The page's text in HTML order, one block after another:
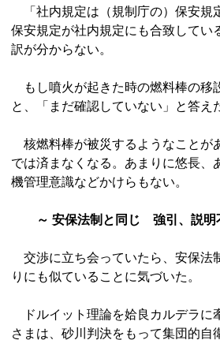
「社内規定は（規制庁の）保安規
保安規定が社内規定にも合致してい
訳が分からない。
もし噴火が起きた時の燃料棒の移
と、「まだ確認していない」と答え
核燃料棒が被災するようなことが
では済まなくなる。あまりに悠長、
機管理意識などかけらもない。
～ 安保法制と同じ 強引、説明
交渉に立ち会っていたら、安保法
りにも似ていることに気づいた。
ドルイット理論を姶良カルデラに
さまは、砂川判決をもって集団的自